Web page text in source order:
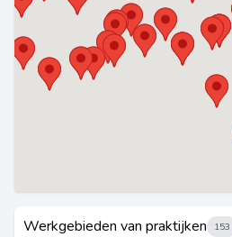
Werkgebieden van praktijken 153